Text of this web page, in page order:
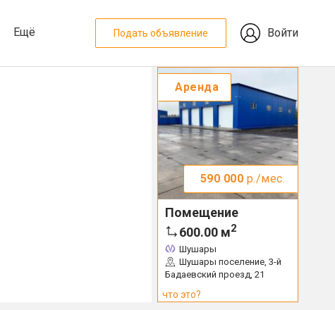
Ещё Подать объявление Войти
Аренда
590 000 р./мес.
Помещение
600.00 м2
Шушары
Шушары поселение, 3-й
Бадаевский проезд, 21
что это?